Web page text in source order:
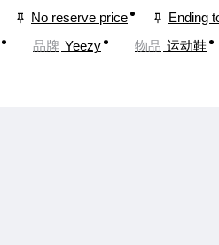
No reserve price Ending
品牌 Yeezy 物品 运动鞋